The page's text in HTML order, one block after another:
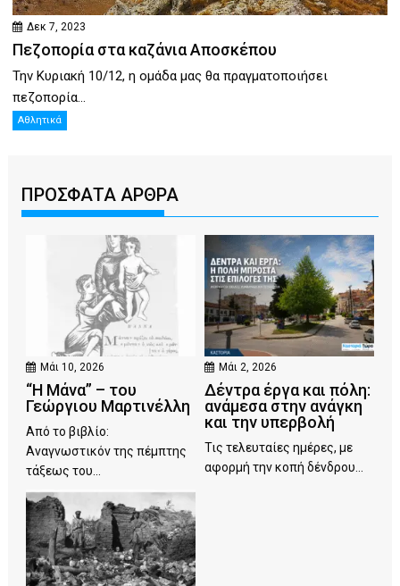
Δεκ 7, 2023
Πεζοπορία στα καζάνια Αποσκέπου
Την Κυριακή 10/12, η ομάδα μας θα πραγματοποιήσει
πεζοπορία...
Αθλητικά
ΠΡΟΣΦΑΤΑ ΑΡΘΡΑ
Μάι 10, 2026
“Η Μάνα” – του
Γεώργιου Μαρτινέλλη
Από το βιβλίο:
Αναγνωστικόν της πέμπτης
τάξεως του...
Μάι 2, 2026
Δέντρα έργα και πόλη:
ανάμεσα στην ανάγκη
και την υπερβολή
Τις τελευταίες ημέρες, με
αφορμή την κοπή δένδρου...